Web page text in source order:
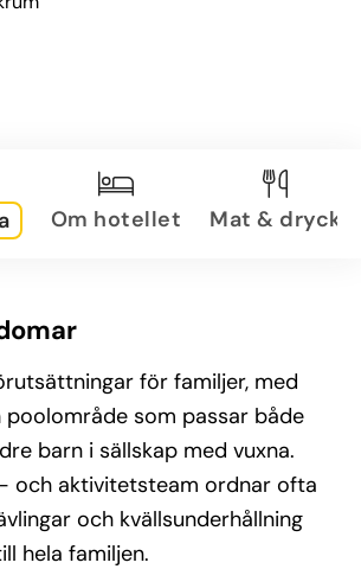
Om hotellet Mat & dryck
för familjer, med
som passar både
barn i sällskap med vuxna.
och aktivitetsteam ordnar ofta
och kvällsunderhållning
hela familjen.